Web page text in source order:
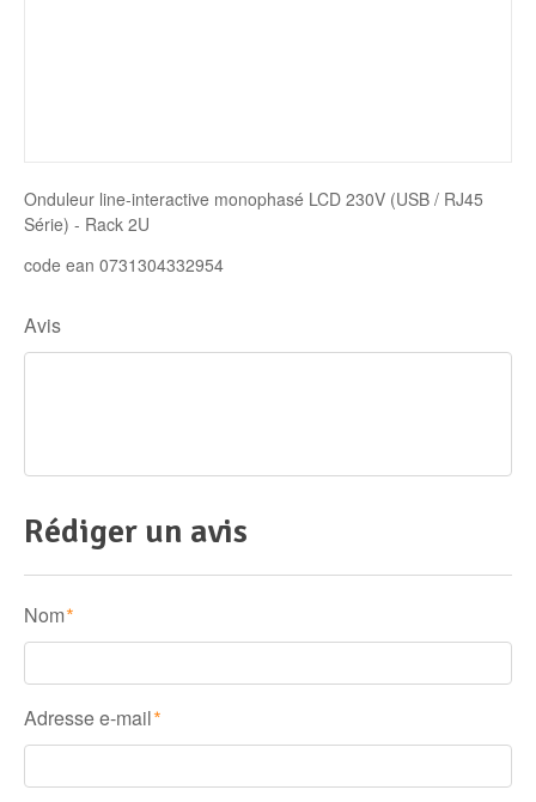
Onduleur line-interactive monophasé LCD 230V (USB / RJ45
Série) - Rack 2U
code ean 0731304332954
Avis
Rédiger un avis
Nom *
Adresse e-mail *